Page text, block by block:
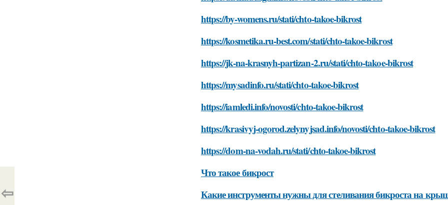
https://by-womens.ru/stati/chto-takoe-bikrost
https://kosmetika.ru-best.com/stati/chto-takoe-bikrost
https://jk-na-krasnyh-partizan-2.ru/stati/chto-takoe-bikrost
https://mysadinfo.ru/stati/chto-takoe-bikrost
https://iamledi.info/novosti/chto-takoe-bikrost
https://krasivyj-ogorod.zelynyjsad.info/novosti/chto-takoe-bikrost
https://dom-na-vodah.ru/stati/chto-takoe-bikrost
Что такое бикрост
Какие инструменты нужны для стеливания бикроста на
⇦